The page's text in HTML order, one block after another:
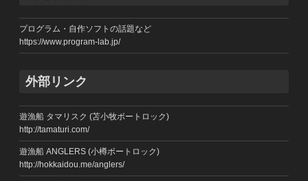
プログラム・自作ソフトの話題など
https://www.program-lab.jp/
外部リンク
遊漁船 タマリスク (苫小牧ボートロック)
http://tamaturi.com/
遊漁船 ANGLERS (小樽ボートロック)
http://hokkaidou.me/anglers/